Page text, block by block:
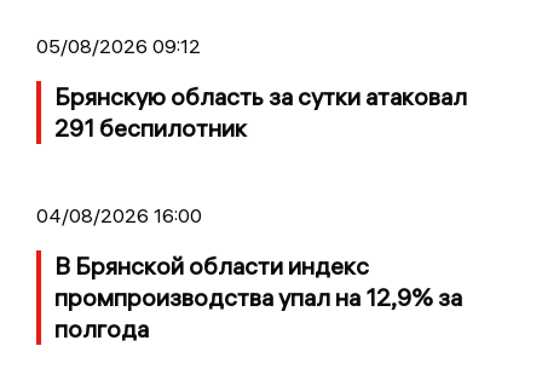
05/08/2026 09:12
Брянскую область за сутки атаковал
291 беспилотник
04/08/2026 16:00
В Брянской области индекс
промпроизводства упал на 12,9% за
полгода